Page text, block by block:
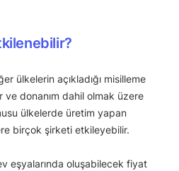
ülkelerin açıkladığı misilleme
ve donanım dahil olmak üzere
ülkelerde üretim yapan
birçok şirketi etkileyebilir.
eşyalarında oluşabilecek fiyat